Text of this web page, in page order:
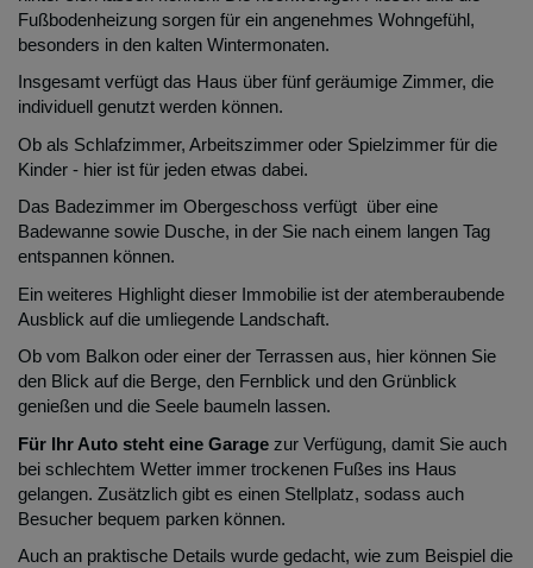
Fußbodenheizung sorgen für ein angenehmes Wohngefühl,
besonders in den kalten Wintermonaten.
Insgesamt verfügt das Haus über fünf geräumige Zimmer, die
individuell genutzt werden können.
Ob als Schlafzimmer, Arbeitszimmer oder Spielzimmer für die
Kinder - hier ist für jeden etwas dabei.
Das Badezimmer im Obergeschoss verfügt über eine
Badewanne sowie Dusche, in der Sie nach einem langen Tag
entspannen können.
Ein weiteres Highlight dieser Immobilie ist der atemberaubende
Ausblick auf die umliegende Landschaft.
Ob vom Balkon oder einer der Terrassen aus, hier können Sie
den Blick auf die Berge, den Fernblick und den Grünblick
genießen und die Seele baumeln lassen.
Für Ihr Auto steht eine Garage zur Verfügung, damit Sie auch
bei schlechtem Wetter immer trockenen Fußes ins Haus
gelangen. Zusätzlich gibt es einen Stellplatz, sodass auch
Besucher bequem parken können.
Auch an praktische Details wurde gedacht, wie zum Beispiel die